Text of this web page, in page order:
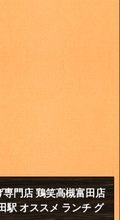
門店 鶏笑高槻富田店
駅 オススメ ランチ グ